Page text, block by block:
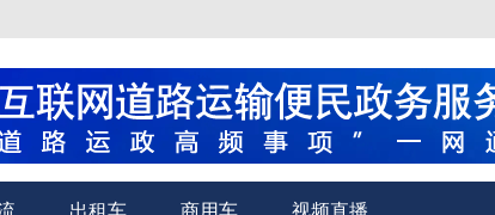
出租车 商用车 视频直播